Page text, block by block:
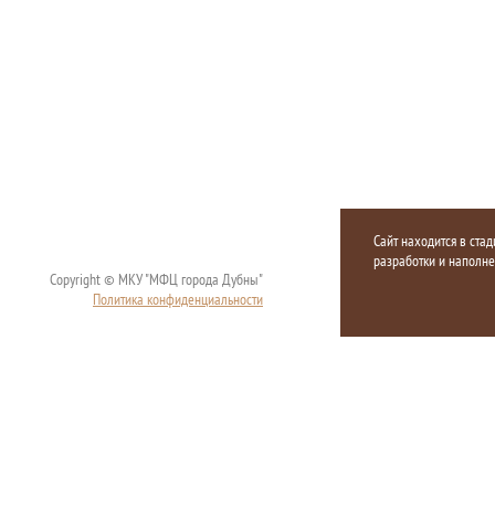
Copyright © МКУ "МФЦ города Дубны"
Политика конфиденциальности
Сайт находится в
разработки и